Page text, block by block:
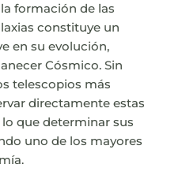
formación de las
constituye un
en su evolución,
Cósmico. Sin
telescopios más
directamente estas
que determinar sus
uno de los mayores